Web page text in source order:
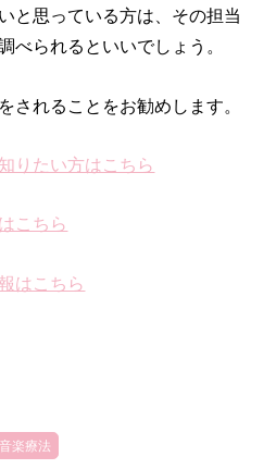
と思っている方は、その担当
べられるといいでしょう。
されることをお勧めします。
りたい方はこちら
こちら
はこちら
音楽療法